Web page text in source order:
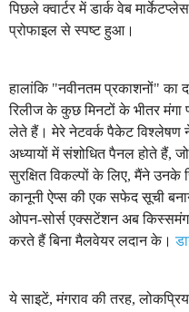
पिछले क्वार्टर में डार्क वेब
प्रोफाइल से स्पष्ट हुआ।
हालांकि "नवीनतम प्रकाशनों" का
रिलीज के कुछ मिनटों के भीतर मंगा
लेते हैं। मेरे नेटवर्क पैकेट विश्लेषण
अध्यायों में संशोधित पैनल होते हैं,
सुरक्षित विकल्पों के लिए, मैंने उनके
कानूनी ऐप्स की एक सफेद सूची
ओपन-सोर्स एक्सटेंशन अब
करते हैं बिना मैलवेयर लदान के।
ये साइटें, मंगराव की तरह,